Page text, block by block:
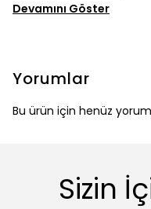
Devamını Göster
Yorumlar
Bu ürün için henüz yorum
Sizin